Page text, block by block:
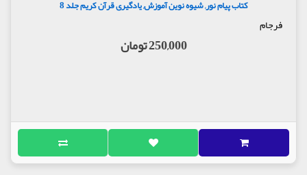
کتاب پیام نور, شیوه نوین آموزش, یادگیری قرآن کریم جلد 8
فرجام
250,000 تومان